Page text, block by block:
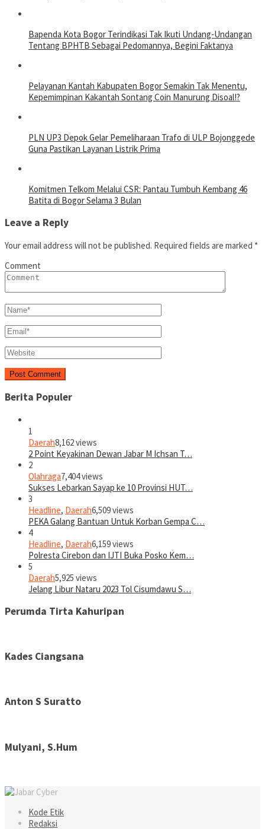
Bapenda Kota Bogor Terindikasi Tak Ikuti Undang-Undangan
Tentang BPHTB Sebagai Pedomannya, Begini Faktanya
Pelayanan Kantah Kabupaten Bogor Semakin Tak Menentu,
Kepemimpinan Kakantah Sontang Coin Manurung Disoal!?
PLN UP3 Depok Gelar Pemeliharaan Trafo di ULP Bojonggede
Guna Pastikan Layanan Listrik Prima
Komitmen Telkom Melalui CSR: Pantau Tumbuh Kembang 46
Batita di Bogor Selama 3 Bulan
Leave a Reply
Your email address will not be published. Required fields are marked *
Comment
Berita Populer
1
Daerah8,162 views
2 Point Keyakinan Dewan Jabar M Ichsan T…
2
Olahraga7,404 views
Sukses Lebarkan Sayap ke 10 Provinsi HUT…
3
Headline, Daerah6,509 views
PEKA Galang Bantuan Untuk Korban Gempa C…
4
Headline, Daerah6,159 views
Polresta Cirebon dan IJTI Buka Posko Kem…
5
Daerah5,925 views
Jelang Libur Nataru 2023 Tol Cisumdawu S…
Perumda Tirta Kahuripan
Kades Ciangsana
Anton S Suratto
Mulyani, S.Hum
Kode Etik
Redaksi